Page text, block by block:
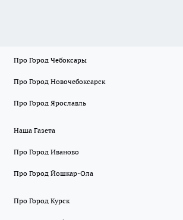
Про Город Чебоксары
Про Город Новочебоксарск
Про Город Ярославль
Наша Газета
Про Город Иваново
Про Город Йошкар-Ола
Про Город Курск